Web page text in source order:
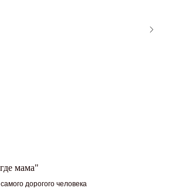
мама"
дорогого человека